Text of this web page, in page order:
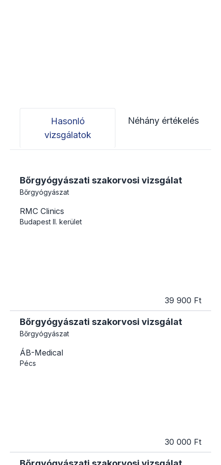
Hasonló
vizsgálatok
Néhány értékelés
Bőrgyógyászati szakorvosi vizsgálat
Bőrgyógyászat
RMC Clinics
Budapest II. kerület
39 900 Ft
Bőrgyógyászati szakorvosi vizsgálat
Bőrgyógyászat
ÁB-Medical
Pécs
30 000 Ft